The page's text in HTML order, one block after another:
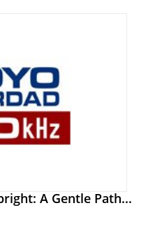
A Gentle Path...